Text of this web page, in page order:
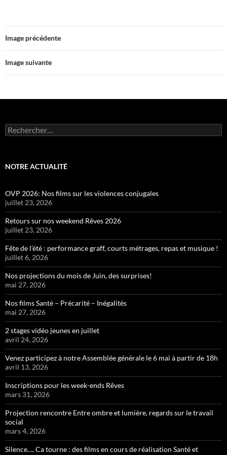
Image précédente
Image suivante
Rechercher :
NOTRE ACTUALITÉ
OVP 2026: Nos films sur les violences conjugales
juillet 23, 2026
Retours sur nos weekend Rêves 2026
juillet 23, 2026
Fête de l’été : performance graff, courts métrages, repas et musique !
juillet 6, 2026
Nos projections du mois de Juin, des surprises!
mai 27, 2026
Nos films Santé – Précarité – Inégalités
mai 27, 2026
2 stages vidéo jeunes en juillet
avril 24, 2026
Venez participez à notre Assemblée générale le 6 mai à partir de 18h
avril 13, 2026
Inscriptions pour les week-ends Rêves
mars 31, 2026
Projection rencontre Entre ombre et lumière, regards sur le travail
social
mars 4, 2026
Silence…. Ca tourne : des films en cours de réalisation Santé et